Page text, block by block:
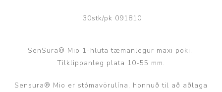
30stk/pk 091810
SenSura® Mio 1-hluta tæmanlegur maxi poki.
Tilklippanleg plata 10-55 mm.
Sensura® Mio er stómavörulína, hönnuð til að aðlaga